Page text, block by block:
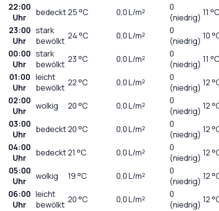
22:00
Uhr
bedeckt25°C 0,0L/m²
0
(niedrig) 11
23:00
Uhr
stark
bewölkt 24°C 0,0L/m²
0
(niedrig) 10
00:00
Uhr
stark
bewölkt 23°C 0,0L/m²
0
(niedrig) 11
01:00
Uhr
leicht
bewölkt 22°C 0,0L/m²
0
(niedrig) 12
02:00
Uhr
wolkig 20°C 0,0L/m²
0
(niedrig) 12
03:00
Uhr
bedeckt20°C 0,0L/m²
0
(niedrig) 12
04:00
Uhr
bedeckt21 °C 0,0L/m²
0
(niedrig) 12
05:00
Uhr
wolkig 19°C 0,0L/m²
0
(niedrig) 12
06:00
Uhr
leicht
bewölkt 20°C 0,0L/m²
0
(niedrig) 12